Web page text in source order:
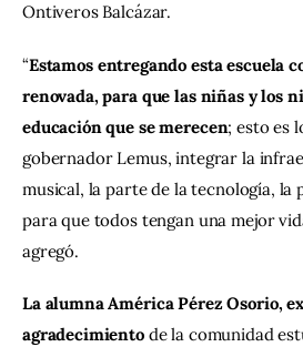
Ontiveros Balcázar.
“Estamos entregando esta escuela
renovada, para que las niñas y los
educación que se merecen; esto es
gobernador Lemus, integrar la
musical, la parte de la tecnología, la
para que todos tengan una mejor
agregó.
La alumna América Pérez Osorio,
agradecimiento de la comunidad